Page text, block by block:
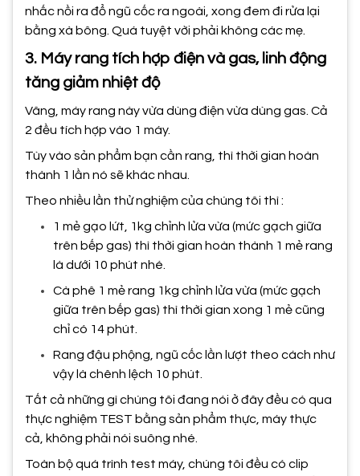
nhấc nồi ra đổ ngũ cốc ra ngoài, xong đem đi rửa lại
bằng xà bông. Quá tuyệt vời phải không các mẹ.
3. Máy rang tích hợp điện và gas, linh động
tăng giảm nhiệt độ
Vâng, máy rang này vừa dùng điện vừa dùng gas. Cả
2 đều tích hợp vào 1 máy.
Tùy vào sản phẩm bạn cần rang, thì thời gian hoàn
thành 1 lần nó sẽ khác nhau.
Theo nhiều lần thử nghiệm của chúng tôi thì :
1 mẻ gạo lứt, 1kg chỉnh lửa vừa (mức gạch giữa
trên bếp gas) thì thời gian hoàn thành 1 mẻ rang
là dưới 10 phút nhé.
Cà phê 1 mẻ rang 1kg chỉnh lửa vừa (mức gạch
giữa trên bếp gas) thì thời gian xong 1 mẻ cũng
chỉ có 14 phút.
Rang đậu phộng, ngũ cốc lần lượt theo cách như
vậy là chênh lệch 10 phút.
Tất cả những gì chúng tôi đang nói ở đây đều có qua
thực nghiệm TEST bằng sản phẩm thực, máy thực
cả, không phải nói suông nhé.
Toàn bộ quá trình test máy, chúng tôi đều có clip